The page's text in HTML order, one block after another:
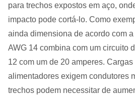
para trechos expostos em aço,
impacto pode cortá-lo. Como
ainda dimensiona de acordo com
AWG 14 combina com um circuito
12 com um de 20 amperes.
alimentadores exigem condutores
trechos podem necessitar de